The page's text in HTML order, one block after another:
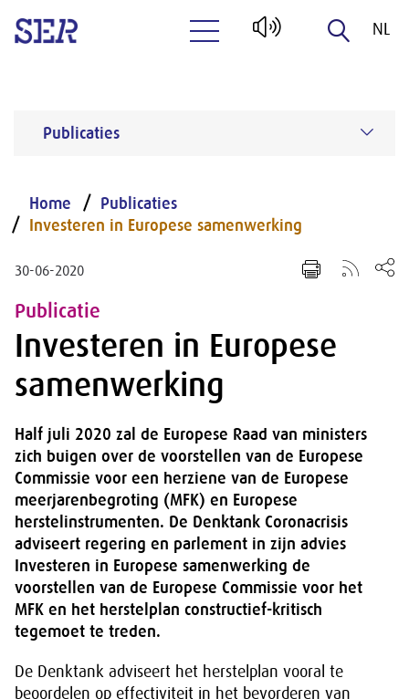
NL
Publicaties
Home
Publicaties
Investeren in Europese samenwerking
30-06-2020
Publicatie
Investeren in Europese
samenwerking
Half juli 2020 zal de Europese Raad van ministers
zich buigen over de voorstellen van de Europese
Commissie voor een herziene van de Europese
meerjarenbegroting (MFK) en Europese
herstelinstrumenten. De Denktank Coronacrisis
adviseert regering en parlement in zijn advies
Investeren in Europese samenwerking de
voorstellen van de Europese Commissie voor het
MFK en het herstelplan constructief-kritisch
tegemoet te treden.
De Denktank adviseert het herstelplan vooral te
beoordelen op effectiviteit in het bevorderen van